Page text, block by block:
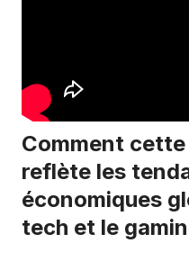
Comment
reflète les
économiques
tech et le